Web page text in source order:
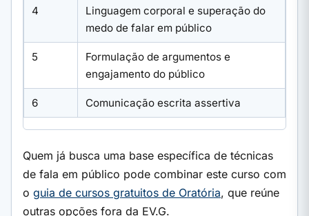
4
Linguagem corporal e superação do
medo de falar em público
5
Formulação de argumentos e
engajamento do público
6 Comunicação escrita assertiva
Quem já busca uma base específica de técnicas
de fala em público pode combinar este curso com
o guia de cursos gratuitos de Oratória, que reúne
outras opções fora da EV.G.